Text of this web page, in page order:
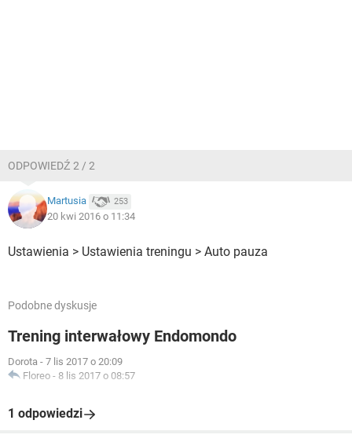
ODPOWIEDŹ 2 / 2
Martusia 253
20 kwi 2016 o 11:34
Ustawienia > Ustawienia treningu > Auto pauza
Podobne dyskusje
Trening interwałowy Endomondo
Dorota - 7 lis 2017 o 20:09
Floreo - 8 lis 2017 o 08:57
1 odpowiedzi